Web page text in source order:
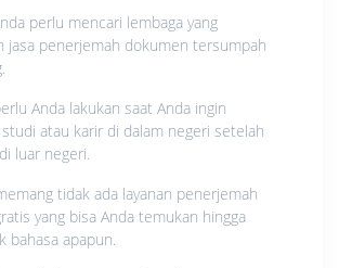
perlu mencari lembaga yang
jasa penerjemah dokumen tersumpah
Anda lakukan saat Anda ingin
atau karir di dalam negeri setelah
luar negeri.
tidak ada layanan penerjemah
yang bisa Anda temukan hingga
bahasa apapun.